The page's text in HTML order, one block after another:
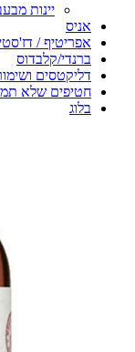
יינות
אניס
אפריטיף /
ברנדי/קלבדוס
דליקטסים
חטיפים שלא
בלוג